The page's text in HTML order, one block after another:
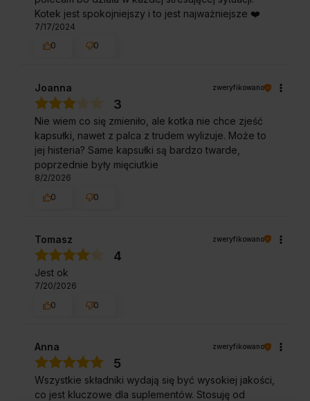
Kotek jest spokojniejszy i to jest najważniejsze ❤️
7/17/2024
0
0
Joanna zweryfikowano
3
Nie wiem co się zmieniło, ale kotka nie chce zjeść
kapsułki, nawet z palca z trudem wylizuje. Może to
jej histeria? Same kapsułki są bardzo twarde,
poprzednie były mięciutkie
8/2/2026
0
0
Tomasz zweryfikowano
4
Jest ok
7/20/2026
0
0
Anna zweryfikowano
5
Wszystkie składniki wydają się być wysokiej jakości,
co jest kluczowe dla suplementów. Stosuję od